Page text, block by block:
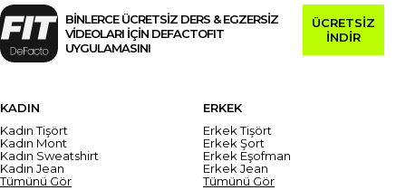
BİNLERCE ÜCRETSİZ DERS & EGZERSİZ
VİDEOLARI İÇİN DEFACTOFIT
UYGULAMASINI
ÜCRETSİZ
İNDİR
KADIN
Kadın Tişört
Kadın Mont
Kadın Sweatshirt
Kadın Jean
Tümünü Gör
ERKEK
Erkek Tişört
Erkek Şort
Erkek Eşofman
Erkek Jean
Tümünü Gör